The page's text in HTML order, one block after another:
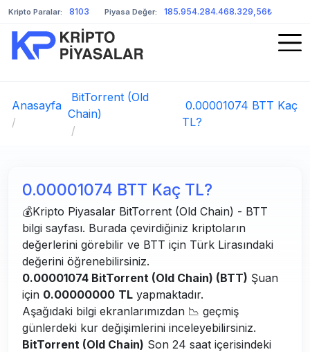
Kripto Paralar: 8103 Piyasa Değer: 185.954.284.468.329,56₺
Anasayfa
/
BitTorrent (Old
Chain)
/
0.00001074 BTT Kaç
TL?
0.00001074 BTT Kaç TL?
💰Kripto Piyasalar BitTorrent (Old Chain) - BTT
bilgi sayfası. Burada çevirdiğiniz kriptoların
değerlerini görebilir ve BTT için Türk Lirasındaki
değerini öğrenebilirsiniz.
0.00001074 BitTorrent (Old Chain) (BTT) Şuan
için 0.00000000 TL yapmaktadır.
Aşağıdaki bilgi ekranlarımızdan 📉 geçmiş
günlerdeki kur değişimlerini inceleyebilirsiniz.
BitTorrent (Old Chain) Son 24 saat içerisindeki